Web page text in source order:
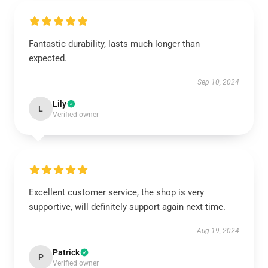
Fantastic durability, lasts much longer than
expected.
Sep 10, 2024
L Lily
Verified owner
Excellent customer service, the shop is very
supportive, will definitely support again next time.
Aug 19, 2024
P Patrick
Verified owner